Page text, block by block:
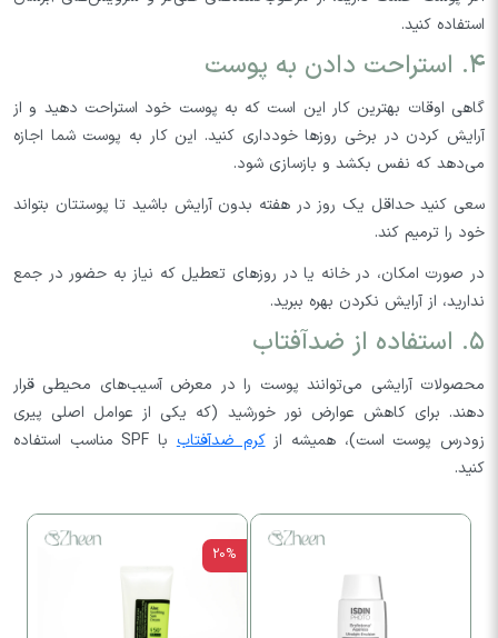
استفاده کنید.
۴. استراحت دادن به پوست
گاهی اوقات بهترین کار این است که به پوست خود استراحت دهید و از
آرایش کردن در برخی روزها خودداری کنید. این کار به پوست شما اجازه
می‌دهد که نفس بکشد و بازسازی شود.
سعی کنید حداقل یک روز در هفته بدون آرایش باشید تا پوستتان بتواند
خود را ترمیم کند.
در صورت امکان، در خانه یا در روزهای تعطیل که نیاز به حضور در جمع
ندارید، از آرایش نکردن بهره ببرید.
۵. استفاده از ضدآفتاب
محصولات آرایشی می‌توانند پوست را در معرض آسیب‌های محیطی قرار
دهند. برای کاهش عوارض نور خورشید (که یکی از عوامل اصلی پیری
زودرس پوست است)، همیشه ازکرم ضدآفتاب
با SPF مناسب استفاده
کنید.
20%